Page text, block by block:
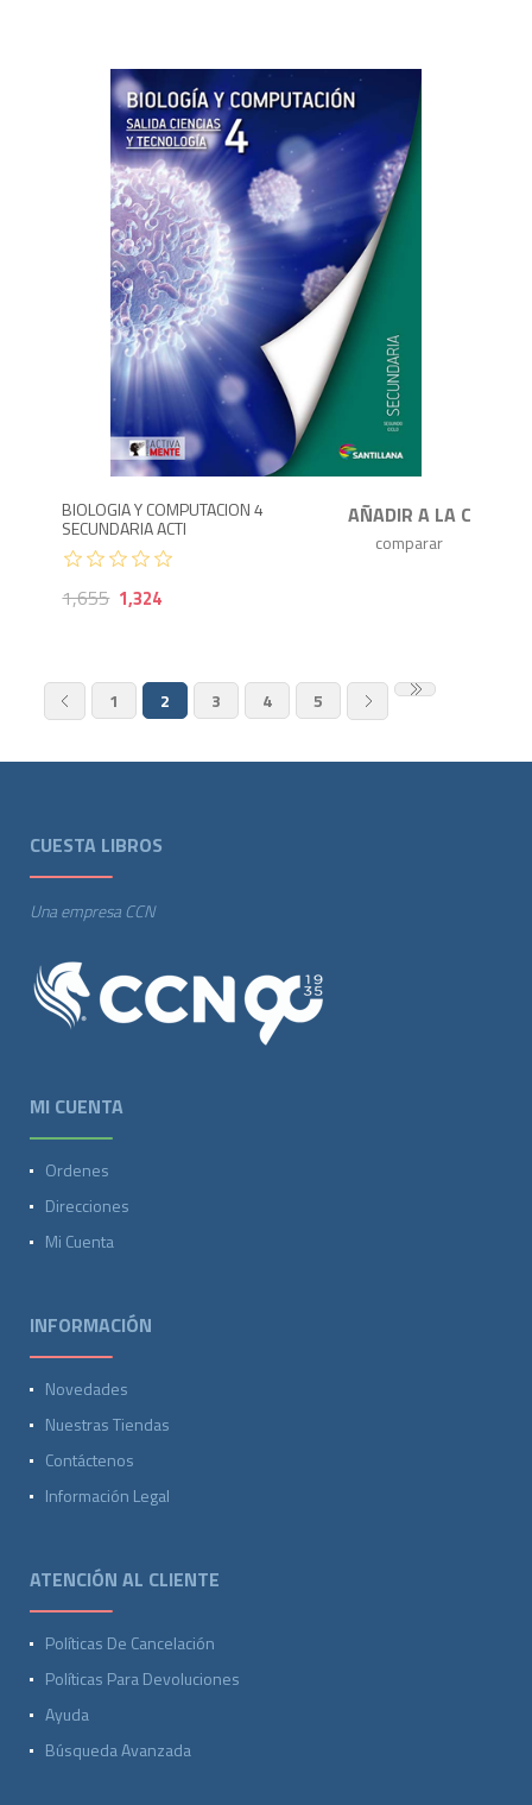
BIOLOGIA Y COMPUTACION 4
SECUNDARIA ACTI
1,655 1,324
1 2 3 4 5
CUESTA LIBROS
Una empresa CCN
MI CUENTA
Ordenes
Direcciones
Mi Cuenta
INFORMACIÓN
Novedades
Nuestras Tiendas
Contáctenos
Información Legal
ATENCIÓN AL CLIENTE
Políticas De Cancelación
Políticas Para Devoluciones
Ayuda
Búsqueda Avanzada